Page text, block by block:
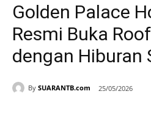
Golden Palace
Resmi Buka
dengan Hiburan
By SUARANTB.com 25/05/2026